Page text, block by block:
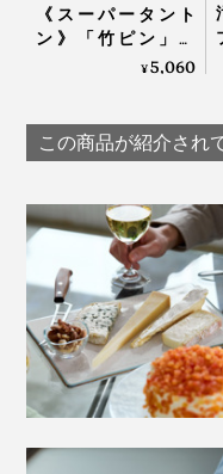
人差し指を穴に入れて持つと、
「病気や老化で弱って
ングするのも効果的。
『ワンダフルブラシ
取材協力：
動物看護師 増子元美
在宅看護介護におけ
護ケアなどを行う「コ
主宰
きっと、『ワンフルブ
ひとときなんだと思い
《スーパータント
ン》「竹ピン」と
「しなり」で、心地
ンエア｜スーパータ
ントン
¥5,060
この商品が紹介され